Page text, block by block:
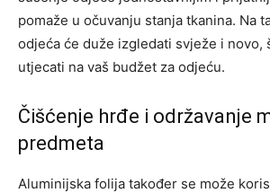
pomaže u očuvanju stanja tkanina. Na
odjeća će duže izgledati svježe i novo,
utjecati na vaš budžet za odjeću.
Čišćenje hrđe i održavanje
predmeta
Aluminijska folija također se može